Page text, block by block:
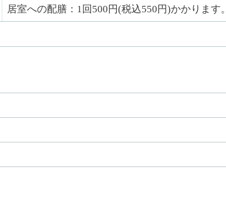
居室への配膳：1回500円(税込550円)かかります。